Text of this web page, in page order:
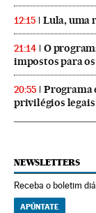
12:15 Lula, uma
21:14
O
impostos para
20:55
Programa
privilégios legais
NEWSLETTERS
Receba o boletim
APÚNTATE